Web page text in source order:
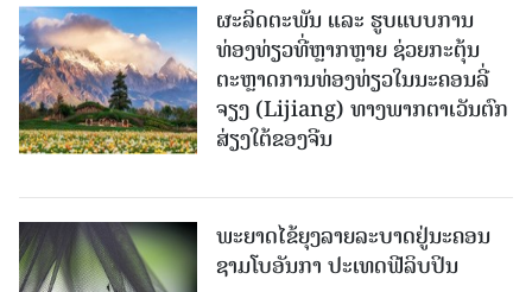
ຜະລິດຕະພັນ ແລະ ຮູບແບບການ
ທ່ອງທ່ຽວທີ່ຫຼາກຫຼາຍ ຊ່ວຍກະຕຸ້ນ
ຕະຫຼາດການທ່ອງທ່ຽວໃນນະຄອນລີ່
ຈຽງ (Lijiang) ທາງພາກຕາເວັນຕົກ
ສ່ຽງໃຕ້ຂອງຈີນ
ພະຍາດໄຂ້ຍຸງລາຍລະບາດຢູ່ນະຄອນ
ຊາມໂບ​ອັນກາ ປະເທດຟີລິບປິນ